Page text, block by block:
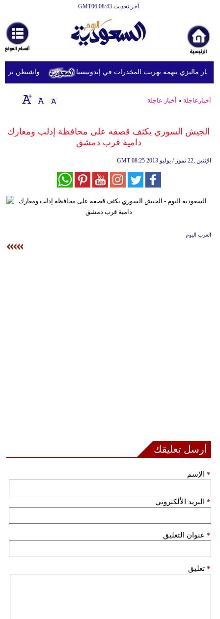
آخر تحديث GMT06:08:43
أخبارعاجلة
رياضة
ثقافة
إقتصاد
وموسيقى
ديكور
فيديو
واشنطن ترفع ماليزي بتهمة تهريب المخدرات في إندونيسيا
أخبارعاجلة » أخبار عاجلة
الجيش السوري يكثف قصفه على محافظة إدلب ومعارك
دامية قرب دمشق
GMT 08:25 2013 الإثنين ,22 تموز / يوليو
العرب اليوم
أرسل تعليقك
الإسم *
البريد الألكتروني *
عنوان التعليق *
تعليق *